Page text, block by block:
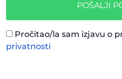
POŠALJI
Pročitao/la sam izjavu o
privatnosti